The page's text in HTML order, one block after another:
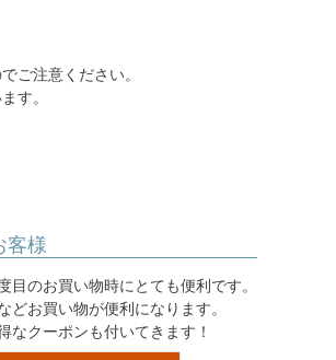
ご注意ください。
す。
客様
のお買い物時にとても便利です。
どお買い物が便利になります。
なクーポンも付いてきます！